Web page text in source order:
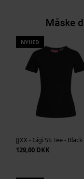
Måske
NYHED
JJXX - Gigi SS Tee - Black
129,00 DKK